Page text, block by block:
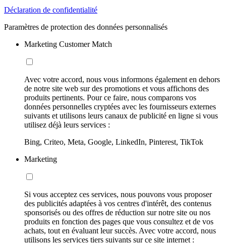
Déclaration de confidentialité
Paramètres de protection des données personnalisés
Marketing Customer Match
Avec votre accord, nous vous informons également en dehors
de notre site web sur des promotions et vous affichons des
produits pertinents. Pour ce faire, nous comparons vos
données personnelles cryptées avec les fournisseurs externes
suivants et utilisons leurs canaux de publicité en ligne si vous
utilisez déjà leurs services :
Bing, Criteo, Meta, Google, LinkedIn, Pinterest, TikTok
Marketing
Si vous acceptez ces services, nous pouvons vous proposer
des publicités adaptées à vos centres d'intérêt, des contenus
sponsorisés ou des offres de réduction sur notre site ou nos
produits en fonction des pages que vous consultez et de vos
achats, tout en évaluant leur succès. Avec votre accord, nous
utilisons les services tiers suivants sur ce site internet :